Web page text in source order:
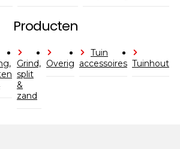
Producten
Grind,
split
&
zand
Overig
Tuin
accessoires Tuinhout